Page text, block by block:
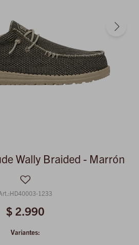
Wally Braided - Marrón
HD40003-1233
$ 2.990
Variantes: